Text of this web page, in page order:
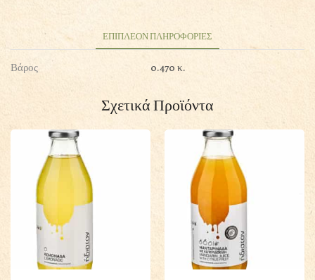
και
σπόρους
ΕΠΙΠΛΕΟΝ ΠΛΗΡΟΦΟΡΙΕΣ
Βάρος 0.470 κ.
Σχετικά Προϊόντα